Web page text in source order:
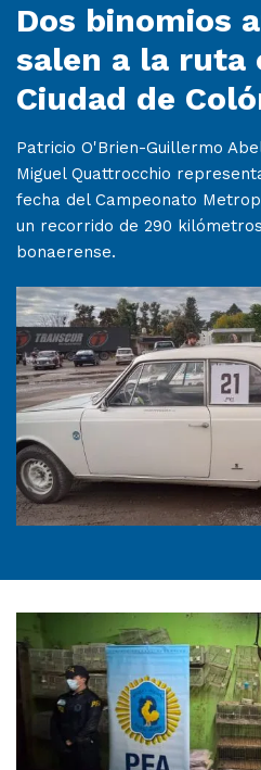
Dos binomios
salen a la ruta
Ciudad de
Patricio O'Brien-Guillermo
Miguel Quattrocchio
fecha del Campeonato
un recorrido de 290
bonaerense.